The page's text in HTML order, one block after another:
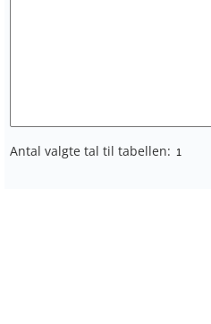
Antal valgte tal til tabellen: